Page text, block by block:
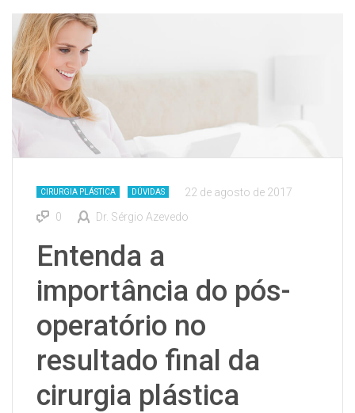
CIRURGIA PLÁSTICA DÚVIDAS
22 de agosto de 2017
0
Dr. Sérgio Azevedo
Entenda a
importância do pós-
operatório no
resultado final da
cirurgia plástica